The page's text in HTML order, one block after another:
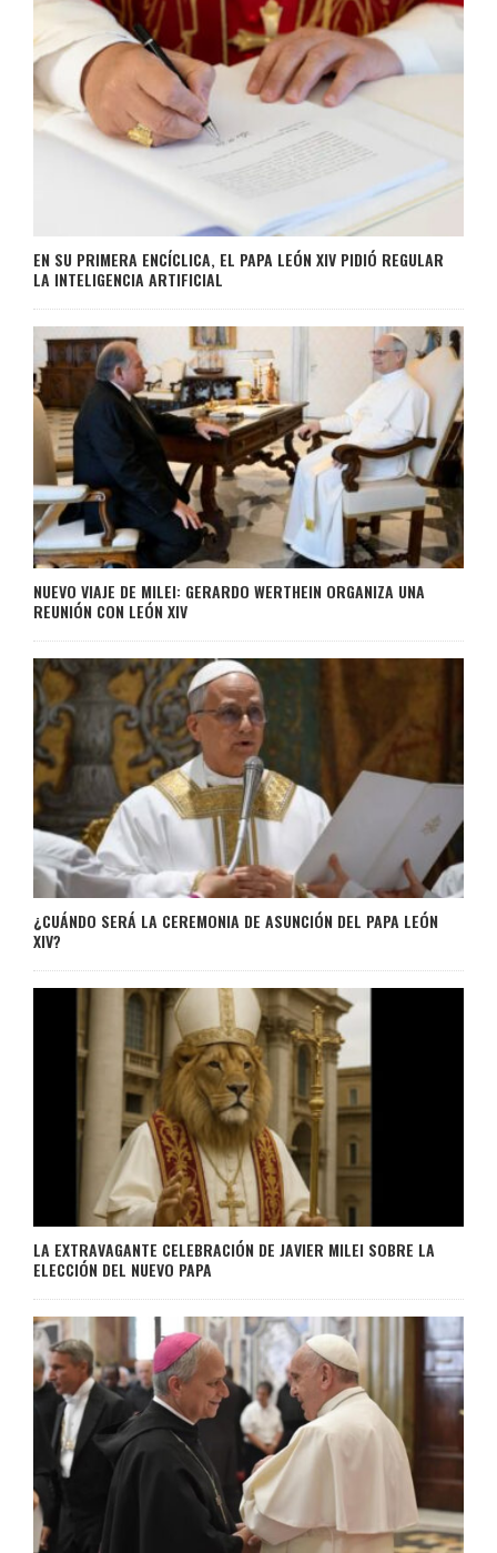
EN SU PRIMERA ENCÍCLICA, EL PAPA LEÓN XIV PIDIÓ REGULAR
LA INTELIGENCIA ARTIFICIAL
NUEVO VIAJE DE MILEI: GERARDO WERTHEIN ORGANIZA UNA
REUNIÓN CON LEÓN XIV
¿CUÁNDO SERÁ LA CEREMONIA DE ASUNCIÓN DEL PAPA LEÓN
XIV?
LA EXTRAVAGANTE CELEBRACIÓN DE JAVIER MILEI SOBRE LA
ELECCIÓN DEL NUEVO PAPA